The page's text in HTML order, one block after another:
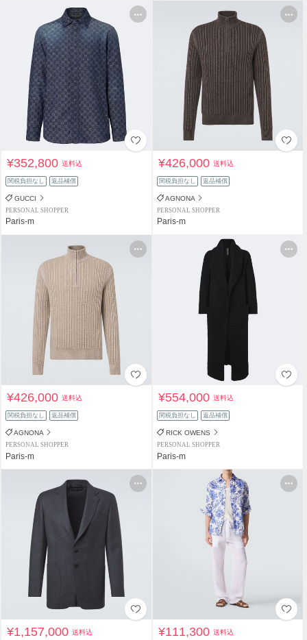
¥352,800送料込
関税負担なし 返品補償
GUCCI
PERSONAL SHOPPER
Paris-m
¥426,000送料込
関税負担なし 返品補償
AGNONA
PERSONAL SHOPPER
Paris-m
¥426,000送料込
関税負担なし 返品補償
AGNONA
PERSONAL SHOPPER
Paris-m
¥554,000送料込
関税負担なし 返品補償
RICK OWENS
PERSONAL SHOPPER
Paris-m
¥1,157,000送料込 ¥111,300送料込